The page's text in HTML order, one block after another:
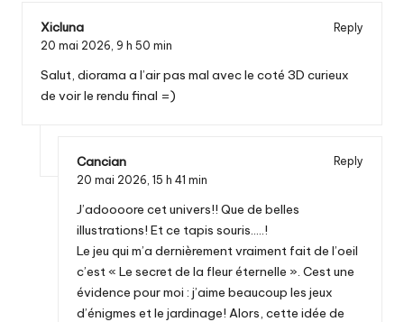
Xicluna
Reply
20 mai 2026, 9 h 50 min
Salut, diorama a l’air pas mal avec le coté 3D curieux
de voir le rendu final =)
Cancian
Reply
20 mai 2026, 15 h 41 min
J’adoooore cet univers!! Que de belles
illustrations! Et ce tapis souris…..!
Le jeu qui m’a dernièrement vraiment fait de l’oeil
c’est « Le secret de la fleur éternelle ». Cest une
évidence pour moi : j’aime beaucoup les jeux
d’énigmes et le jardinage! Alors, cette idée de